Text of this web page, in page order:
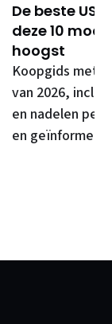
De beste
deze 10
hoogst
Koopgids met
van 2026,
en nadelen per
en